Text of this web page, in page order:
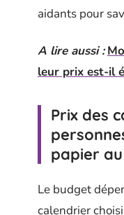
aidants pour
A lire aussi :
leur prix est-il
Prix des
papier
Le budget
calendrier